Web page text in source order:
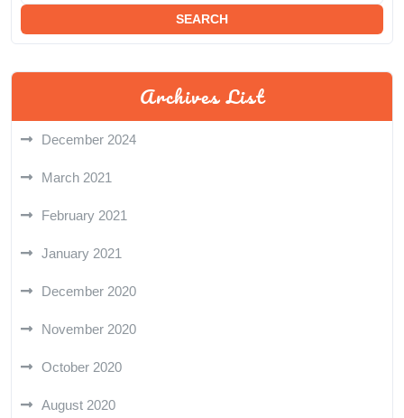
Archives List
December 2024
March 2021
February 2021
January 2021
December 2020
November 2020
October 2020
August 2020